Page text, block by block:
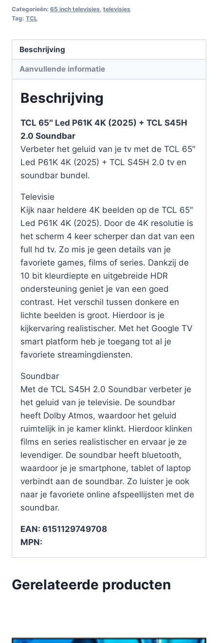
Categorieën: 65 inch televisies televisies
Tag: TCL
Beschrijving
Aanvullende informatie
Beschrijving
TCL 65″ Led P61K 4K (2025) + TCL S45H
2.0 Soundbar
Verbeter het geluid van je tv met de TCL 65″
Led P61K 4K (2025) + TCL S45H 2.0 tv en
soundbar bundel.
Televisie
Kijk naar heldere 4K beelden op de TCL 65″
Led P61K 4K (2025). Door de 4K resolutie is
het scherm 4 keer scherper dan dat van een
full hd tv. Zo mis je geen details van je
favoriete games, films of series. Dankzij de
10 bit kleurdiepte en uitgebreide HDR
ondersteuning geniet je van een goed
contrast. Het verschil tussen donkere en
lichte beelden is groot. Hierdoor is je
kijkervaring realistischer. Met het Google TV
smart platform heb je toegang tot al je
favoriete streamingdiensten.
Soundbar
Met de TCL S45H 2.0 Soundbar verbeter je
het geluid van je televisie. De soundbar
heeft Dolby Atmos, waardoor het geluid
ruimtelijk in je kamer klinkt. Hierdoor klinken
films en series realistischer en ervaar je ze
levendiger. De soundbar heeft bluetooth,
waardoor je je smartphone, tablet of laptop
verbindt aan de soundbar. Zo luister je ook
naar je favoriete online afspeellijsten met de
soundbar.
EAN: 6151129749708
MPN:
Gerelateerde producten